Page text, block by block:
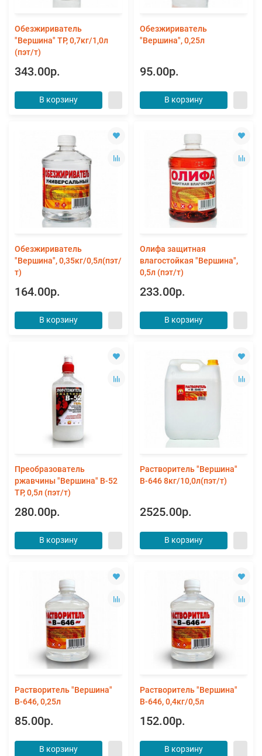
Обезжириватель
"Вершина" ТР, 0,7кг/1,0л
(пэт/т)
343.00р.
В корзину
Обезжириватель
"Вершина", 0,25л
95.00р.
В корзину
Обезжириватель
"Вершина", 0,35кг/0,5л(пэт/
т)
164.00р.
В корзину
Олифа защитная
влагостойкая "Вершина",
0,5л (пэт/т)
233.00р.
В корзину
Преобразователь
ржавчины "Вершина" В-52
ТР, 0,5л (пэт/т)
280.00р.
В корзину
Растворитель "Вершина"
В-646 8кг/10,0л(пэт/т)
2525.00р.
В корзину
Растворитель "Вершина"
В-646, 0,25л
85.00р.
В корзину
Растворитель "Вершина"
В-646, 0,4кг/0,5л
152.00р.
В корзину